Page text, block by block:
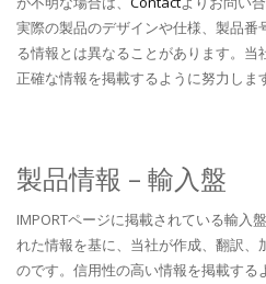
実際の製品のデザインや仕様、製品
る情報とは異なることがあります。当
正確な情報を掲載するように努力しま
製品情報 – 輸入盤
IMPORTページに掲載されている輸入
れた情報を基に、当社が作成、翻訳、
のです。信用性の高い情報を掲載する